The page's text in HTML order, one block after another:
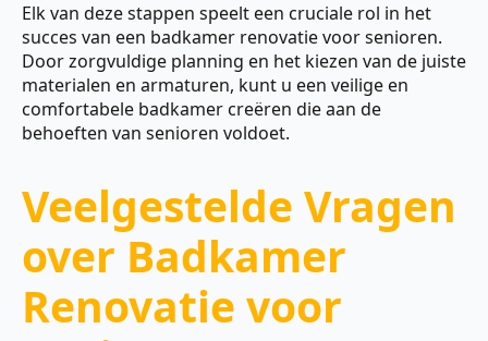
Elk van deze stappen speelt een cruciale rol in het
succes van een badkamer renovatie voor senioren.
Door zorgvuldige planning en het kiezen van de juiste
materialen en armaturen, kunt u een veilige en
comfortabele badkamer creëren die aan de
behoeften van senioren voldoet.
Veelgestelde Vragen
over Badkamer
Renovatie voor